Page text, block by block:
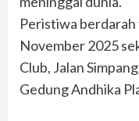
Peristiwa
November 2025
Club, Jalan
Gedung Andhika